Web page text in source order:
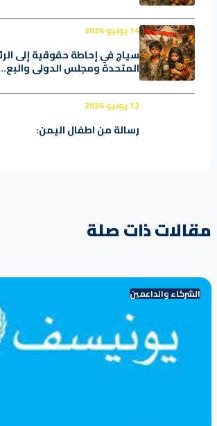
14 يونيو 2026
سياج في إحاطة حقوقية إلى
المتحدة ومجلس الدولي
12 يونيو 2026
رسالة من اطفال اليمن:
مقالات ذات صلة
الشركاء والداعمين